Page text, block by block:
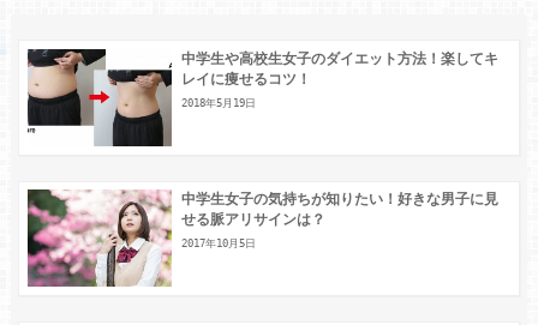
中学生や高校生女子のダイエット方法！楽してキ
レイに痩せるコツ！
2018年5月19日
中学生女子の気持ちが知りたい！好きな男子に見
せる脈アリサインは？
2017年10月5日